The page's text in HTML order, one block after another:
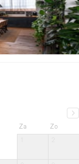
Za
Zo